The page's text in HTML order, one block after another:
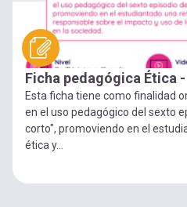
Ficha pedagógica Ética -
Esta ficha tiene como finalidad
en el uso pedagógico del sexto
corto", promoviendo en el
ética y...